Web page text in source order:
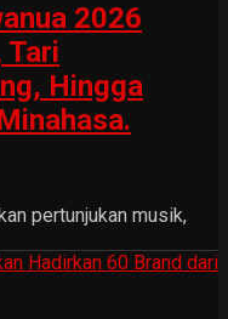
2026
Tari
Hingga
pertunjukan musik,